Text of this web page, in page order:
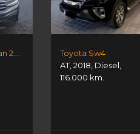
Toyota Sw4
AT,2018 Diesel
116.000 km.